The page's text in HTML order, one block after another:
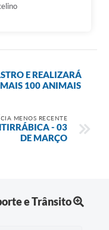
E REALIZARÁ
100 ANIMAIS
MENOS RECENTE
- 03
DE MARÇO
e Trânsito